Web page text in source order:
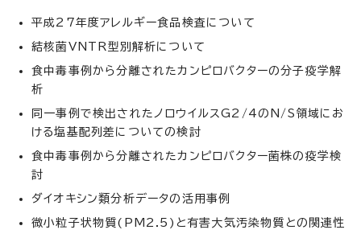
平成27年度アレルギー食品検査について
結核菌VNTR型別解析について
食中毒事例から分離されたカンピロバクターの分子疫学解
析
同一事例で検出されたノロウイルスG2/4のN/S領域にお
ける塩基配列差についての検討
食中毒事例から分離されたカンピロバクター菌株の疫学検
討
ダイオキシン類分析データの活用事例
微小粒子状物質(PM2.5)と有害大気汚染物質との関連性